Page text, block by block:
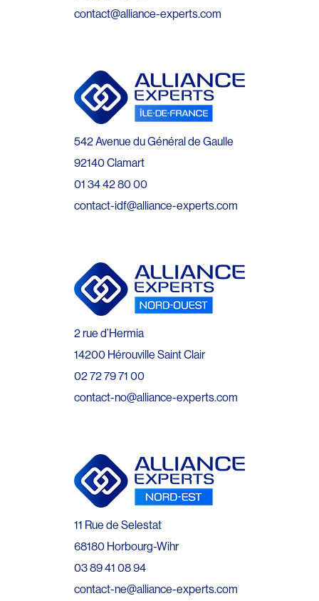
contact@alliance-experts.com
542 Avenue du Général de Gaulle
92140 Clamart
01 34 42 80 00
contact-idf@alliance-experts.com
2 rue d’Hermia
14200 Hérouville Saint Clair
02 72 79 71 00
contact-no@alliance-experts.com
11 Rue de Selestat
68180 Horbourg-Wihr
03 89 41 08 94
contact-ne@alliance-experts.com